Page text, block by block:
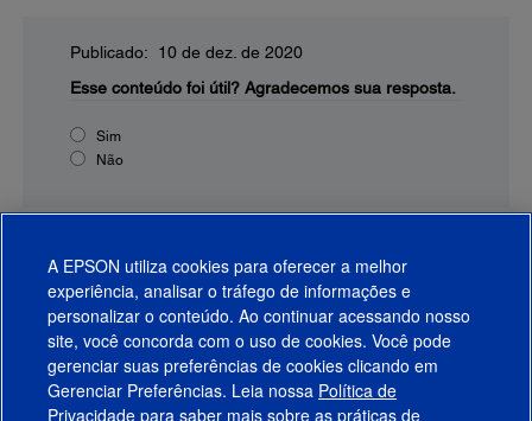
Publicado: 10 de dez. de 2020
Esse conteúdo foi útil? Agradecemos sua resposta.
Sim
Não
Produtos
A EPSON utiliza cookies para oferecer a melhor
experiência, analisar o tráfego de informações e
personalizar o conteúdo. Ao continuar acessando nosso
site, você concorda com o uso de cookies. Você pode
gerenciar suas preferências de cookies clicando em
Gerenciar Preferências. Leia nossa Política de
Privacidade para saber mais sobre as práticas de